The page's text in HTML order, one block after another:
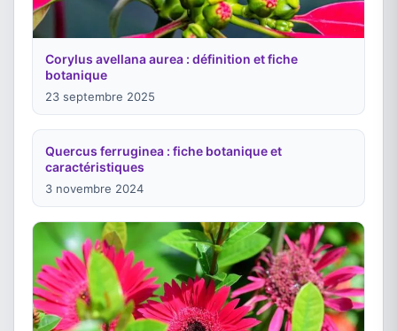
Corylus avellana aurea : définition et fiche
botanique
23 septembre 2025
Quercus ferruginea : fiche botanique et
caractéristiques
3 novembre 2024